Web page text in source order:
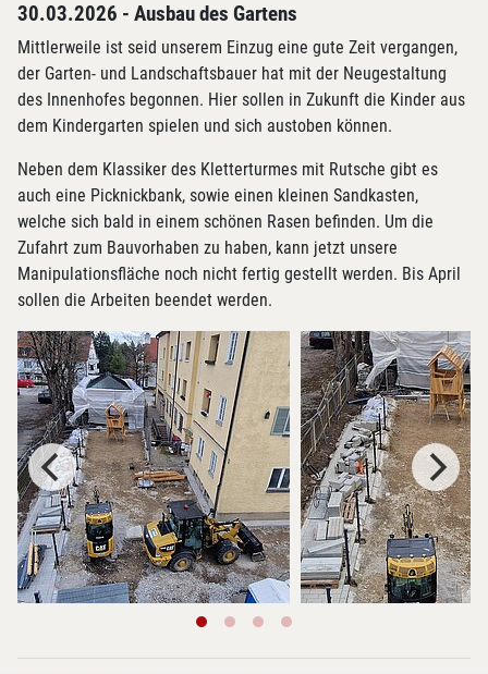
30.03.2026 - Ausbau des Gartens
Mittlerweile ist seid unserem Einzug eine gute Zeit vergangen,
der Garten- und Landschaftsbauer hat mit der Neugestaltung
des Innenhofes begonnen. Hier sollen in Zukunft die Kinder aus
dem Kindergarten spielen und sich austoben können.
Neben dem Klassiker des Kletterturmes mit Rutsche gibt es
auch eine Picknickbank, sowie einen kleinen Sandkasten,
welche sich bald in einem schönen Rasen befinden. Um die
Zufahrt zum Bauvorhaben zu haben, kann jetzt unsere
Manipulationsfläche noch nicht fertig gestellt werden. Bis April
sollen die Arbeiten beendet werden.